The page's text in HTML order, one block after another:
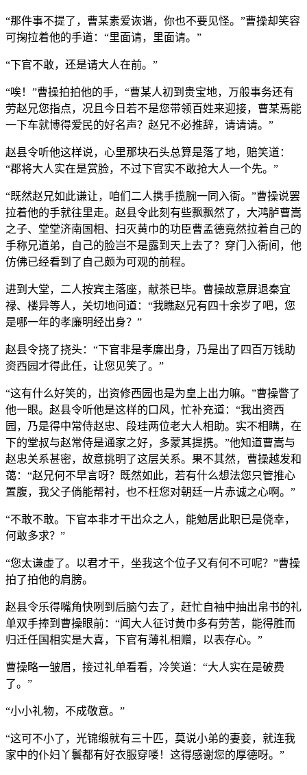
“那件事不提了，曹某素爱诙谐，你也不要见怪。”曹操却笑容
可掬拉着他的手道：“里面请，里面请。”
“下官不敢，还是请大人在前。”
“唉！”曹操拍拍他的手，“曹某人初到贵宝地，万般事务还有
劳赵兄您指点，况且今日若不是您带领百姓来迎接，曹某焉能
一下车就博得爱民的好名声？赵兄不必推辞，请请请。”
赵县令听他这样说，心里那块石头总算是落了地，赔笑道：
“郡将大人实在是赏脸，不过下官实不敢抢大人一个先。”
“既然赵兄如此谦让，咱们二人携手揽腕一同入衙。”曹操说罢
拉着他的手就往里走。赵县令此刻有些飘飘然了，大鸿胪曹嵩
之子、堂堂济南国相、扫灭黄巾的功臣曹孟德竟然拉着自己的
手称兄道弟，自己的脸岂不是露到天上去了？穿门入衙间，他
仿佛已经看到了自己颇为可观的前程。
进到大堂，二人按宾主落座，献茶已毕。曹操故意屏退秦宜
禄、楼异等人，关切地问道：“我瞧赵兄有四十余岁了吧，您
是哪一年的孝廉明经出身？”
赵县令挠了挠头：“下官非是孝廉出身，乃是出了四百万钱助
资西园才得此任，让您见笑了。”
“这有什么好笑的，出资修西园也是为皇上出力嘛。”曹操瞥了
他一眼。赵县令听他是这样的口风，忙补充道：“我出资西
园，乃是得中常侍赵忠、段珪两位老大人相助。实不相瞒，在
下的堂叔与赵常侍是通家之好，多蒙其提携。”他知道曹嵩与
赵忠关系甚密，故意挑明了这层关系。果不其然，曹操越发和
蔼：“赵兄何不早言呀？既然如此，若有什么想法您只管推心
置腹，我父子倘能帮衬，也不枉您对朝廷一片赤诚之心啊。”
“不敢不敢。下官本非才干出众之人，能勉居此职已是侥幸，
何敢多求？”
“您太谦虚了。以君才干，坐我这个位子又有何不可呢？”曹操
拍了拍他的肩膀。
赵县令乐得嘴角快咧到后脑勺去了，赶忙自袖中抽出帛书的礼
单双手捧到曹操眼前：“闻大人征讨黄巾多有劳苦，能得胜而
归迁任国相实是大喜，下官有薄礼相赠，以表存心。”
曹操略一皱眉，接过礼单看看，冷笑道：“大人实在是破费
了。”
“小小礼物，不成敬意。”
“这可不小了，光锦缎就有三十匹，莫说小弟的妻妾，就连我
家中的仆妇丫鬟都有好衣服穿喽！这得感谢您的厚德呀。”